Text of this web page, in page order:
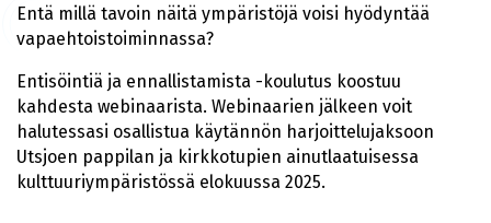
Entä millä tavoin näitä ympäristöjä voisi hyödyntää
vapaehtoistoiminnassa?
Entisöintiä ja ennallistamista -koulutus koostuu
kahdesta webinaarista. Webinaarien jälkeen voit
halutessasi osallistua käytännön harjoittelujaksoon
Utsjoen pappilan ja kirkkotupien ainutlaatuisessa
kulttuuriympäristössä elokuussa 2025.